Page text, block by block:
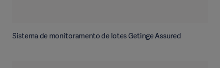
Sistema de monitoramento de lotes Getinge Assured